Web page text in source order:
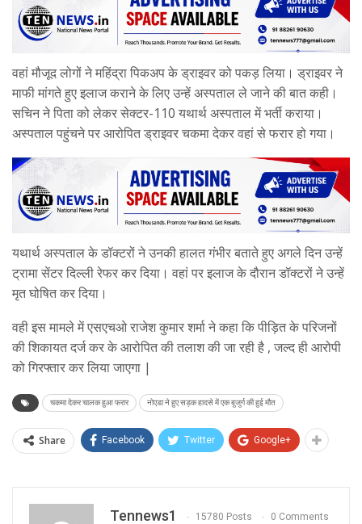
वहां मौजूद लोगों ने महिंद्रा पिकअप के ड्राइवर को पकड़ लिया। ड्राइवर ने
माफी मांगते हुए इलाज कराने के लिए उन्हें अस्पताल ले जाने की बात कही।
सचिन ने पिता को लेकर सेक्टर-110 यथार्थ अस्पताल में भर्ती कराया।
अस्पताल पहुंचने पर आरोपित ड्राइवर चकमा देकर वहां से फरार हो गया।
यथार्थ अस्पताल के डॉक्टरों ने उनकी हालत गंभीर बताते हुए अगले दिन उन्हें
ट्रामा सेंटर दिल्ली रेफर कर दिया। वहां पर इलाज के दौरान डॉक्टरों ने उन्हें
मृत घोषित कर दिया।
वही इस मामले में एसएचओ राजेश कुमार शर्मा ने कहा कि पीड़ित के परिजनों
की शिकायत दर्ज कर के आरोपित की तलाश की जा रही है , जल्द ही आरोपी
को गिरफ्तार कर लिया जाएगा |
चकमा देकर चालक हुआ फरार नोएडा ने हुए सड़क हादसे में एक बुजुर्ग की हुई मौत
Share Facebook Twitter Google+
Tennews1 15780 Posts 0 Comments